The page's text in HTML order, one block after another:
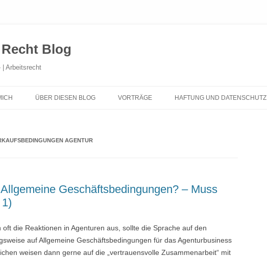
Blog
| Arbeitsrecht
Inhalt
ÜBER DIESEN BLOG VORTRÄGE HAFTUNG UND DATENSCHUTZ
AGENTUR
Geschäftsbedingungen? – Muss
die Reaktionen in Agenturen aus, sollte die Sprache auf den
auf Allgemeine Geschäftsbedingungen für das Agenturbusiness
weisen dann gerne auf die „vertrauensvolle Zusammenarbeit“ mit